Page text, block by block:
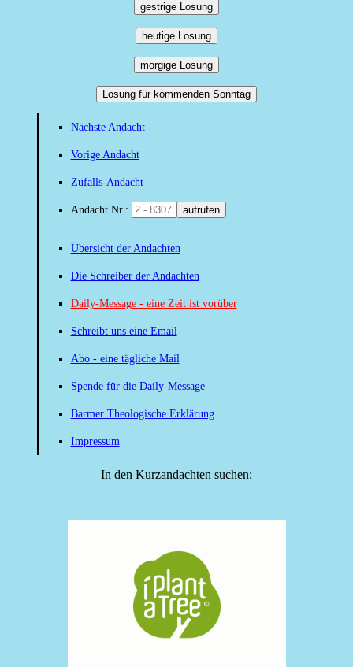
gestrige Losung
heutige Losung
morgige Losung
Losung für kommenden Sonntag
Nächste Andacht
Vorige Andacht
Zufalls-Andacht
Andacht Nr.: aufrufen
Übersicht der Andachten
Die Schreiber der Andachten
Daily-Message - eine Zeit ist vorüber
Schreibt uns eine Email
Abo - eine tägliche Mail
Spende für die Daily-Message
Barmer Theologische Erklärung
Impressum
In den Kurzandachten suchen: